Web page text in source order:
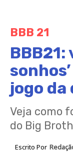
BBB 21
BBB21:
jogo
Veja como
do Big
Escrito Por